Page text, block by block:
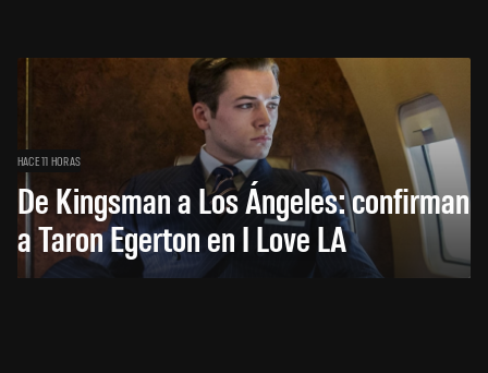
HACE 11 HORAS
De Kingsman a Los Ángeles: confirman
a Taron Egerton en I Love LA